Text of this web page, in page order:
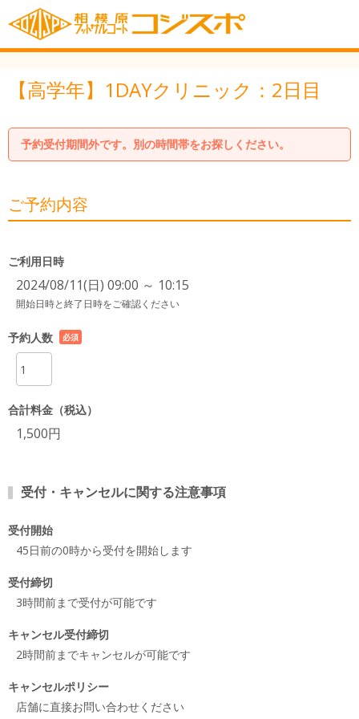
【高学年】1DAYクリニック：2日目
予約受付期間外です。別の時間帯をお探しください。
ご予約内容
ご利用日時
2024/08/11(日) 09:00 ～ 10:15
開始日時と終了日時をご確認ください
予約人数
必須
合計料金（税込）
1,500円
受付・キャンセルに関する注意事項
受付開始
45日前の0時から受付を開始します
受付締切
3時間前まで受付が可能です
キャンセル受付締切
2時間前までキャンセルが可能です
キャンセルポリシー
店舗に直接お問い合わせください